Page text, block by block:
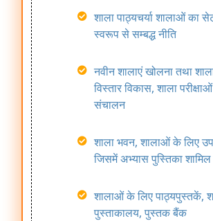
Sports
Management
Scheme
Management
शाला पाठ्यचर्या शालाओं का
स्वरूप से सम्बद्ध नीति
नवीन शालाएं खोलना तथा
विस्तार विकास, शाला
संचालन
शाला भवन, शालाओं के लिए
जिसमें अभ्यास पुस्तिका
शालाओं के लिए पाठ्यपुस्तकें,
पुस्ताकालय, पुस्तक बैंक